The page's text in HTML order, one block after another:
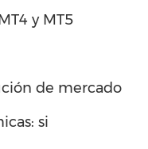
y MT5
de mercado
si